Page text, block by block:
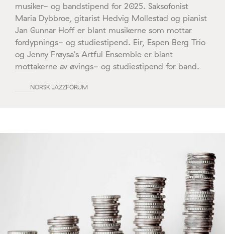
musiker- og bandstipend for 2025. Saksofonist
Maria Dybbroe, gitarist Hedvig Mollestad og pianist
Jan Gunnar Hoff er blant musikerne som mottar
fordypnings- og studiestipend. Eir, Espen Berg Trio
og Jenny Frøysa's Artful Ensemble er blant
mottakerne av øvings- og studiestipend for band.
NORSK JAZZFORUM